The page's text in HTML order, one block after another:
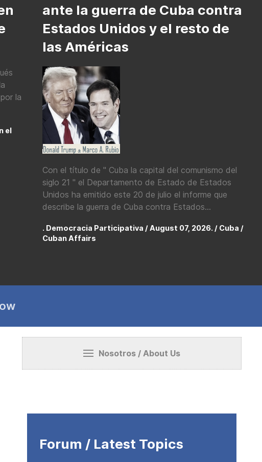
la
el
ante la guerra de Cuba contra
Estados Unidos y el resto de
las Américas
Con el título de " Cuba la capital del comunismo del
siglo 21 " el Departamento de Estado de Estados
Unidos ha emitido este 20 de julio el informe que
describe la guerra de Cuba contra Estados...
. Democracia Participativa / August 07, 2026. / Cuba /
Cuban Affairs
Nosotros / About Us
Forum / Latest Topics